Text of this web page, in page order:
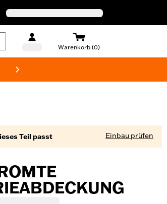
Warenkorb (0)
Teil passt Einbau prüfen